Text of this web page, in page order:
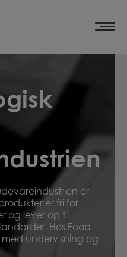
er
er fri for
og lever op til
Hos Food
undervisning og